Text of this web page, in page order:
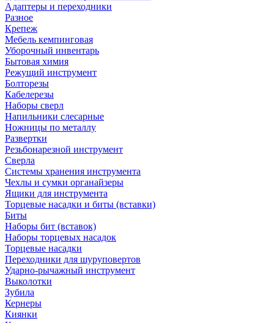
Адаптеры и переходники
Разное
Крепеж
Мебель кемпинговая
Уборочный инвентарь
Бытовая химия
Режущий инструмент
Болторезы
Кабелерезы
Наборы сверл
Напильники слесарные
Ножницы по металлу
Развертки
Резьбонарезной инструмент
Сверла
Системы хранения инструмента
Чехлы и сумки органайзеры
Ящики для инструмента
Торцевые насадки и биты (вставки)
Биты
Наборы бит (вставок)
Наборы торцевых насадок
Торцевые насадки
Переходники для шуруповертов
Ударно-рычажный инструмент
Выколотки
Зубила
Кернеры
Киянки